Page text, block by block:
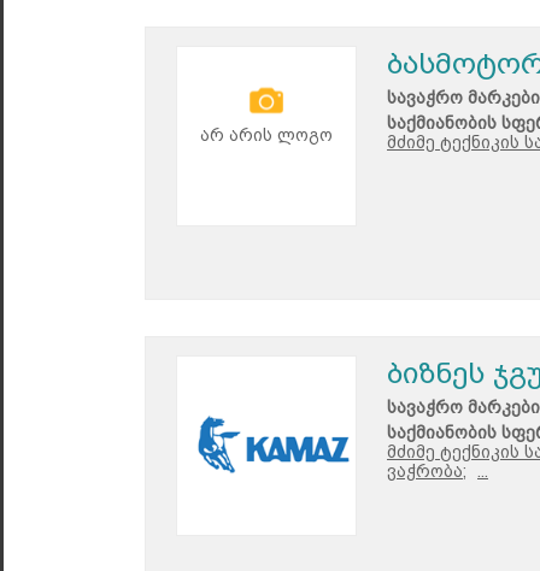
არ არის ლოგო
სავაჭრო
საქმიანობის
მძიმე ტექნიკის
ბიზნეს
სავაჭრო
საქმიანობის
მძიმე ტექნიკის
ვაჭრობა;